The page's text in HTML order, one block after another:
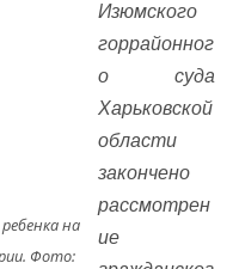
на
Фото:
Изюмского
горрайонног
о суда
Харьковской
области
закончено
рассмотрен
ие